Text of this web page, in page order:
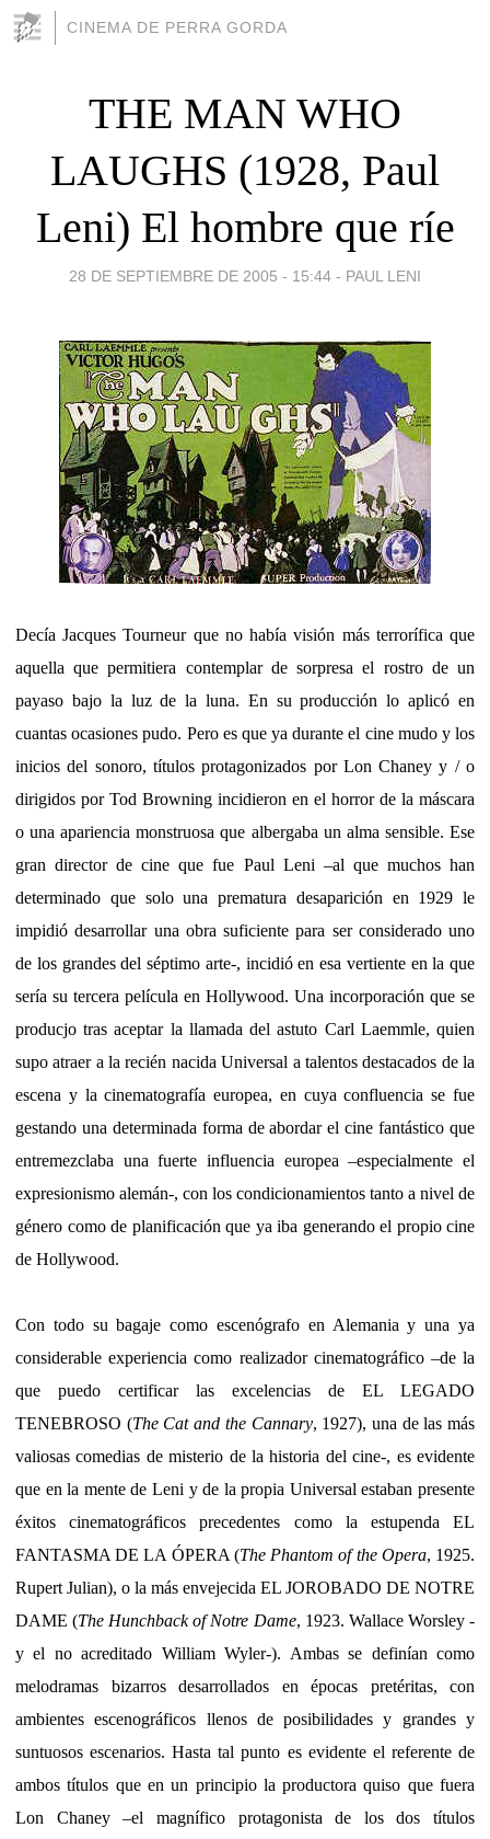
CINEMA DE PERRA GORDA
THE MAN WHO
LAUGHS (1928, Paul
Leni) El hombre que ríe
28 DE SEPTIEMBRE DE 2005 - 15:44 - PAUL LENI
Decía Jacques Tourneur que no había visión más terrorífica que
aquella que permitiera contemplar de sorpresa el rostro de un
payaso bajo la luz de la luna. En su producción lo aplicó en
cuantas ocasiones pudo. Pero es que ya durante el cine mudo y los
inicios del sonoro, títulos protagonizados por Lon Chaney y / o
dirigidos por Tod Browning incidieron en el horror de la máscara
o una apariencia monstruosa que albergaba un alma sensible. Ese
gran director de cine que fue Paul Leni –al que muchos han
determinado que solo una prematura desaparición en 1929 le
impidió desarrollar una obra suficiente para ser considerado uno
de los grandes del séptimo arte-, incidió en esa vertiente en la que
sería su tercera película en Hollywood. Una incorporación que se
producjo tras aceptar la llamada del astuto Carl Laemmle, quien
supo atraer a la recién nacida Universal a talentos destacados de la
escena y la cinematografía europea, en cuya confluencia se fue
gestando una determinada forma de abordar el cine fantástico que
entremezclaba una fuerte influencia europea –especialmente el
expresionismo alemán-, con los condicionamientos tanto a nivel de
género como de planificación que ya iba generando el propio cine
de Hollywood.
Con todo su bagaje como escenógrafo en Alemania y una ya
considerable experiencia como realizador cinematográfico –de la
que puedo certificar las excelencias de EL LEGADO
TENEBROSO (The Cat and the Cannary, 1927), una de las más
valiosas comedias de misterio de la historia del cine-, es evidente
que en la mente de Leni y de la propia Universal estaban presente
éxitos cinematográficos precedentes como la estupenda EL
FANTASMA DE LA ÓPERA (The Phantom of the Opera, 1925.
Rupert Julian), o la más envejecida EL JOROBADO DE NOTRE
DAME (The Hunchback of Notre Dame, 1923. Wallace Worsley -
y el no acreditado William Wyler-). Ambas se definían como
melodramas bizarros desarrollados en épocas pretéritas, con
ambientes escenográficos llenos de posibilidades y grandes y
suntuosos escenarios. Hasta tal punto es evidente el referente de
ambos títulos que en un principio la productora quiso que fuera
Lon Chaney –el magnífico protagonista de los dos títulos